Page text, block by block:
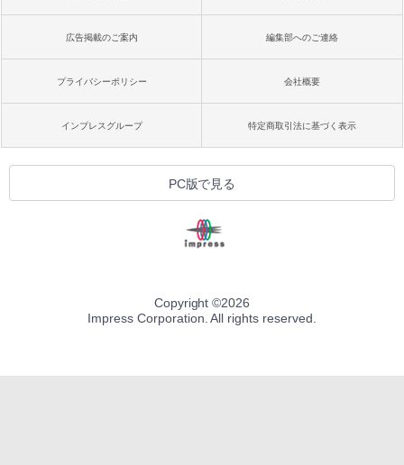
広告掲載のご案内 編集部へのご連絡
プライバシーポリシー 会社概要
インプレスグループ 特定商取引法に基づく表示
PC版で見る
Copyright ©2026
Impress Corporation. All rights reserved.